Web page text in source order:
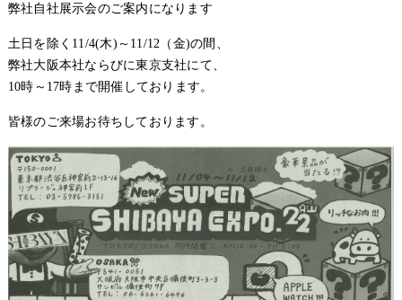
弊社自社展示会のご案内になります
土日を除く11/4(木)～11/12（金)の間、
弊社大阪本社ならびに東京支社にて、
10時～17時まで開催しております。
皆様のご来場お待ちしております。